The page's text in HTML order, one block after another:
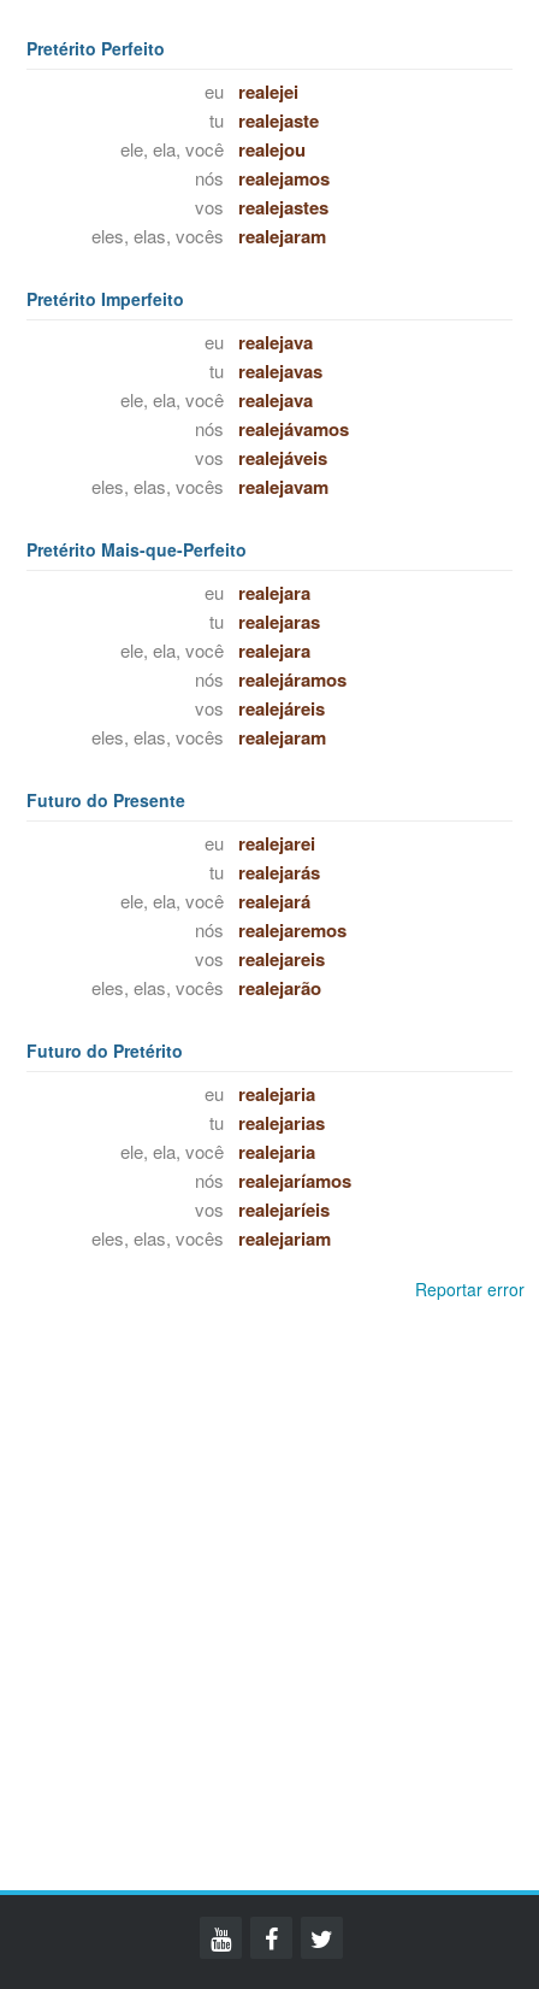
Pretérito Perfeito
eu realejei
tu realejaste
ele, ela, você realejou
nós realejamos
vos realejastes
eles, elas, vocês realejaram
Pretérito Imperfeito
eu realejava
tu realejavas
ele, ela, você realejava
nós realejávamos
vos realejáveis
eles, elas, vocês realejavam
Pretérito Mais-que-Perfeito
eu realejara
tu realejaras
ele, ela, você realejara
nós realejáramos
vos realejáreis
eles, elas, vocês realejaram
Futuro do Presente
eu realejarei
tu realejarás
ele, ela, você realejará
nós realejaremos
vos realejareis
eles, elas, vocês realejarão
Futuro do Pretérito
eu realejaria
tu realejarias
ele, ela, você realejaria
nós realejaríamos
vos realejaríeis
eles, elas, vocês realejariam
Reportar error